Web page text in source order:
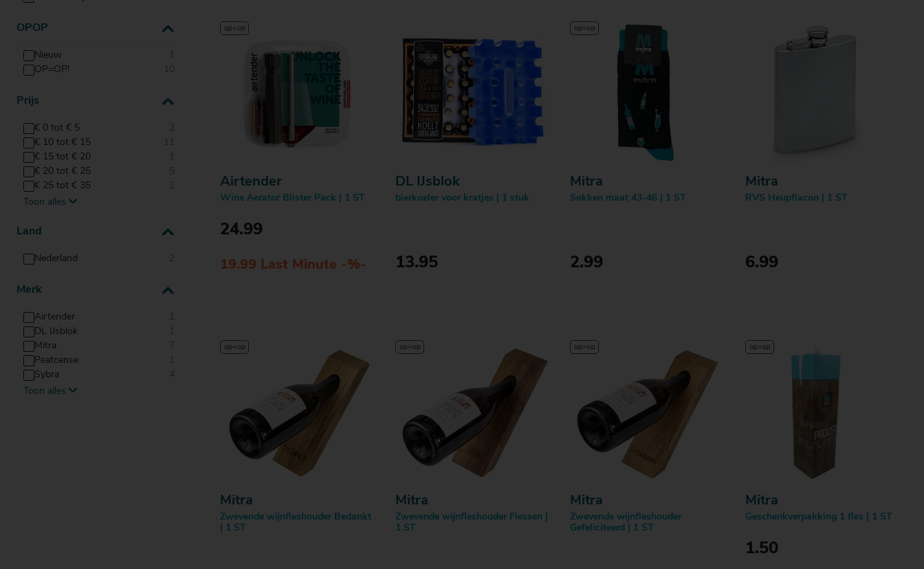
Klantenservice
OPOP
Nieuw
1
OP=OP!
10
Prijs
€ 0 tot € 5
2
€ 10 tot € 15
11
€ 15 tot € 20
1
€ 20 tot € 25
5
€ 25 tot € 35
2
€ 35 tot € 45
€ 5 tot € 10
10
Toon alles
Land
Nederland 2
Merk
Airtender
1
DL IJsblok
1
Mitra
7
Peatcense
1
Sybra
4
Vacu Vin
Toon alles
Airtender
Wine Aerator Blister Pack | 1 ST
24.99
19.99 Last Minute -%-
DL IJsblok
bierkoeler voor kratjes | 1 stuk
13.95
Mitra
Sokken maat 43-46 | 1 ST
2.99
Mitra
RVS Heupflacon | 1 ST
6.99
Mitra
Zwevende wijnfleshouder Bedankt
| 1 ST
Mitra
Zwevende wijnfleshouder Flessen |
1 ST
Mitra
Zwevende wijnfleshouder
Gefeliciteerd | 1 ST
Mitra
Geschenkverpakking 1 fles | 1 ST
1.50